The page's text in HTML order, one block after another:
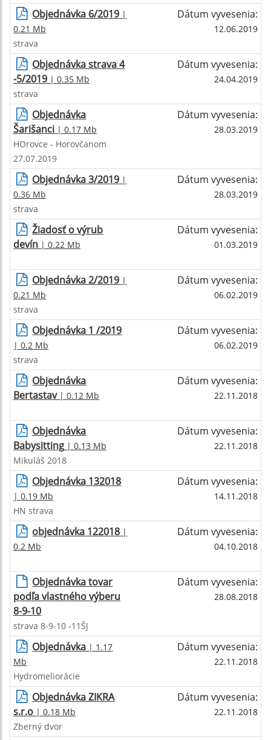
Objednávka 6/2019 |
0.21 Mb
Dátum vyvesenia:
12.06.2019
strava
Objednávka strava 4
-5/2019 | 0.35 Mb
Dátum vyvesenia:
24.04.2019
strava
Objednávka
Šarišanci | 0.17 Mb
Dátum vyvesenia:
28.03.2019
HOrovce - Horovčanom
27.07.2019
Objednávka 3/2019 |
0.36 Mb
Dátum vyvesenia:
28.03.2019
strava
Žiadosť o výrub
devín | 0.22 Mb
Dátum vyvesenia:
01.03.2019
Objednávka 2/2019 |
0.21 Mb
Dátum vyvesenia:
06.02.2019
strava
Objednávka 1 /2019
| 0.2 Mb
Dátum vyvesenia:
06.02.2019
strava
Objednávka
Bertastav| 0.12 Mb
Dátum vyvesenia:
22.11.2018
Objednávka
Babysitting | 0.13 Mb
Dátum vyvesenia:
22.11.2018
Mikuláš 2018
Objednávka 132018
| 0.19 Mb
Dátum vyvesenia:
14.11.2018
HN strava
objednávka 122018 |
0.2 Mb
Dátum vyvesenia:
04.10.2018
Objednávka tovar
podľa vlastného výberu
8-9-10
Dátum vyvesenia:
28.08.2018
strava 8-9-10 -11ŠJ
Objednávka | 1.17
Mb
Dátum vyvesenia:
22.11.2018
Hydromeliorácie
Objednávka ZIKRA
s.r.o | 0.18 Mb
Dátum vyvesenia:
22.11.2018
Zberný dvor